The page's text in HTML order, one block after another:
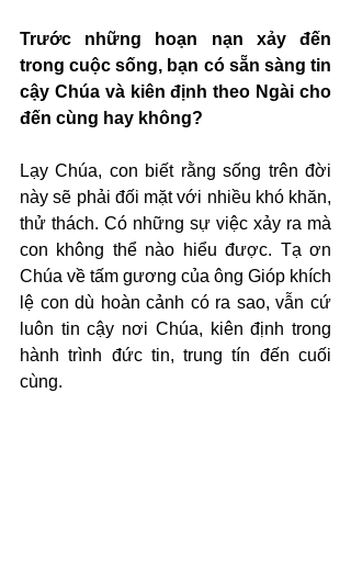
Trước những hoạn nạn xảy đến
trong cuộc sống, bạn có sẵn sàng tin
cậy Chúa và kiên định theo Ngài cho
đến cùng hay không?
Lạy Chúa, con biết rằng sống trên đời
này sẽ phải đối mặt với nhiều khó khăn,
thử thách. Có những sự việc xảy ra mà
con không thể nào hiểu được. Tạ ơn
Chúa về tấm gương của ông Gióp khích
lệ con dù hoàn cảnh có ra sao, vẫn cứ
luôn tin cậy nơi Chúa, kiên định trong
hành trình đức tin, trung tín đến cuối
cùng.